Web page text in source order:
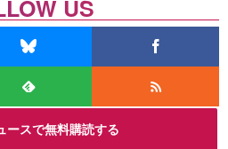
ースで無料購読する
US